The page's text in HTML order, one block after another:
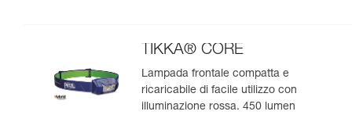
TIKKA® CORE
Lampada frontale compatta e
ricaricabile di facile utilizzo con
illuminazione rossa. 450 lumen